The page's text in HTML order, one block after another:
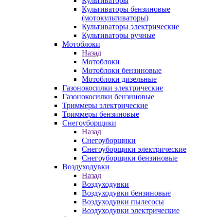
Культиваторы бензиновые
(мотокультиваторы)
Культиваторы электрические
Культиваторы ручные
Мотоблоки
Назад
Мотоблоки
Мотоблоки бензиновые
Мотоблоки дизельные
Газонокосилки электрические
Газонокосилки бензиновые
Триммеры электрические
Триммеры бензиновые
Снегоуборщики
Назад
Снегоуборщики
Снегоуборщики электрические
Снегоуборщики бензиновые
Воздуходувки
Назад
Воздуходувки
Воздуходувки бензиновые
Воздуходувки пылесосы
Воздуходувки электрические